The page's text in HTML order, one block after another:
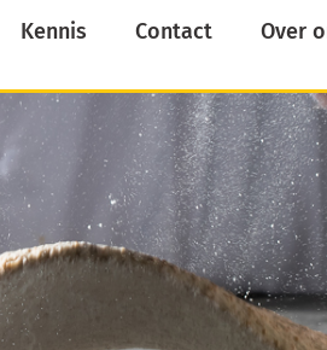
Kennis Contact Over